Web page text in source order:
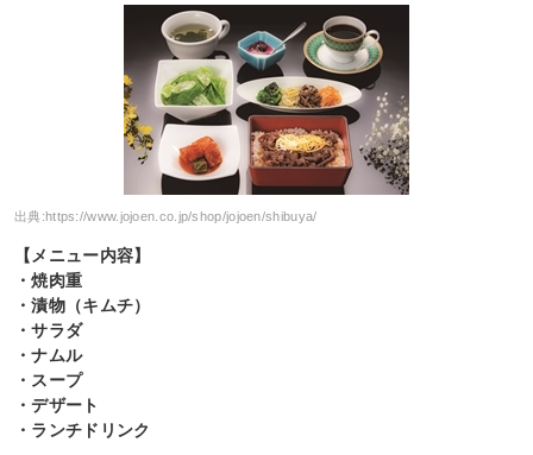
出典: https://www.jojoen.co.jp/shop/jojoen/shibuya/
【メニュー内容】
・焼肉重
・漬物（キムチ）
・サラダ
・ナムル
・スープ
・デザート
・ランチドリンク